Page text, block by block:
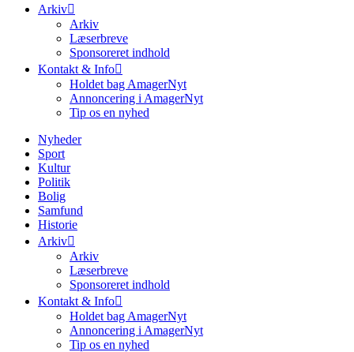
Arkiv
Arkiv
Læserbreve
Sponsoreret indhold
Kontakt & Info
Holdet bag AmagerNyt
Annoncering i AmagerNyt
Tip os en nyhed
Nyheder
Sport
Kultur
Politik
Bolig
Samfund
Historie
Arkiv
Arkiv
Læserbreve
Sponsoreret indhold
Kontakt & Info
Holdet bag AmagerNyt
Annoncering i AmagerNyt
Tip os en nyhed